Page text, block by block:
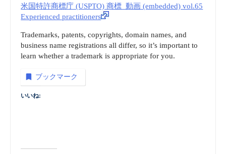
米国特許商標庁 (USPTO) 商標_動画 (embedded) vol.65
Experienced practitioners
Trademarks, patents, copyrights, domain names, and
business name registrations all differ, so it’s important to
learn whether a trademark is appropriate for you.
ブックマーク
いいね: